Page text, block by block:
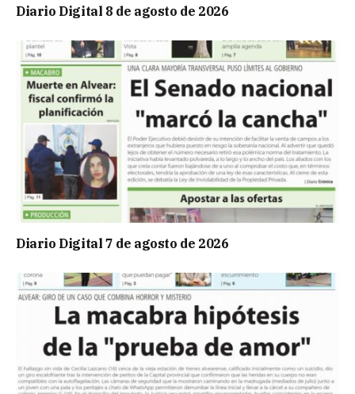
Diario Digital 8 de agosto de 2026
Diario Digital 7 de agosto de 2026